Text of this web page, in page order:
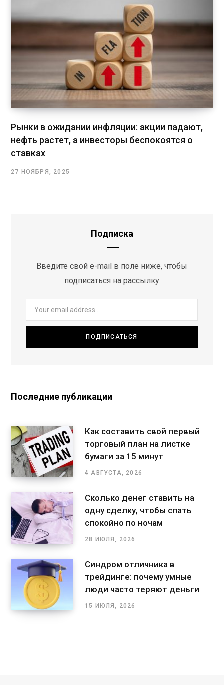
Рынки в ожидании инфляции: акции падают,
нефть растет, а инвесторы беспокоятся о
ставках
27 НОЯБРЯ, 2025
Подписка
Введите свой e-mail в поле ниже, чтобы
подписаться на рассылку
Последние публикации
Как составить свой первый
торговый план на листке
бумаги за 15 минут
4 АВГУСТА, 2026
Сколько денег ставить на
одну сделку, чтобы спать
спокойно по ночам
28 ИЮЛЯ, 2026
Синдром отличника в
трейдинге: почему умные
люди часто теряют деньги
15 ИЮЛЯ, 2026